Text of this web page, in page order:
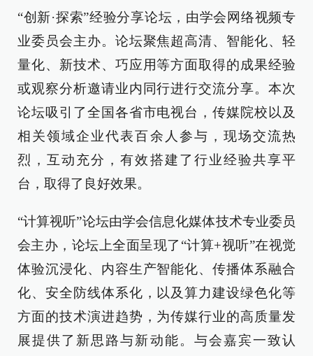
“创新·探索”经验分享论坛，由学会网络视频专
业委员会主办。论坛聚焦超高清、智能化、轻
量化、新技术、巧应用等方面取得的成果经验
或观察分析邀请业内同行进行交流分享。本次
论坛吸引了全国各省市电视台，传媒院校以及
相关领域企业代表百余人参与，现场交流热
烈，互动充分，有效搭建了行业经验共享平
台，取得了良好效果。
“计算视听”论坛由学会信息化媒体技术专业委员
会主办，论坛上全面呈现了“计算+视听”在视觉
体验沉浸化、内容生产智能化、传播体系融合
化、安全防线体系化，以及算力建设绿色化等
方面的技术演进趋势，为传媒行业的高质量发
展提供了新思路与新动能。与会嘉宾一致认